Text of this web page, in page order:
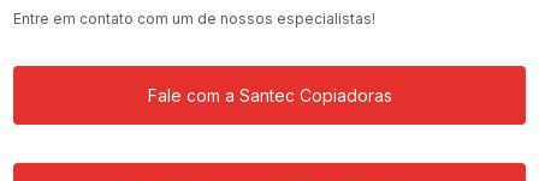
Entre em contato com um de nossos especialistas!
Fale com a Santec Copiadoras